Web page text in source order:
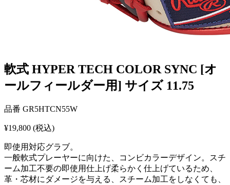
軟式 HYPER TECH COLOR SYNC [オ
ールフィールダー用] サイズ 11.75
品番 GR5HTCN55W
¥19,800 (税込)
即使用対応グラブ。
一般軟式プレーヤーに向けた、コンビカラーデザイン。スチ
ーム加工不要の即使用仕上げ柔らかく仕上げているため、
革・芯材にダメージを与える、スチーム加工をしなくても、